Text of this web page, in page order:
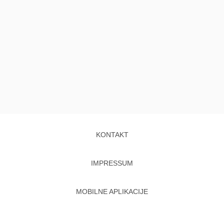
KONTAKT
IMPRESSUM
MOBILNE APLIKACIJE